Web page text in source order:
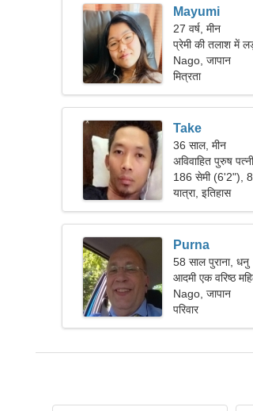
Mayumi
27 वर्ष, मीन
प्रेमी की तलाश में
Nago, जापान
मित्रता
Take
36 साल, मीन
अविवाहित पुरुष
186 सेमी (6'2"),
यात्रा, इतिहास
Purna
58 साल पुराना, धनु
आदमी एक वरिष्ठ
Nago, जापान
परिवार